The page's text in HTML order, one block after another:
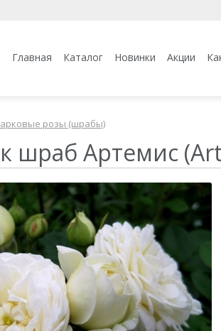
Главная Каталог Новинки Акции
розы (шрабы)
шраб Артемис